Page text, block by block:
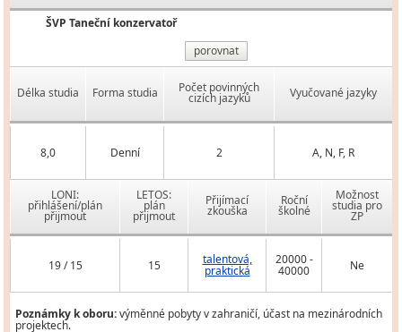
ŠVP Taneční konzervatoř
porovnat
Délka studia Forma studia Počet povinných
cizích jazyků Vyučované jazyky
8,0 Denní 2 A, N, F, R
LONI:
přihlášení/plán
přijmout
LETOS:
plán
přijmout
Přijímací
zkouška
Roční
školné
Možnost
studia pro
ZP
19 / 15 15 talentová,
praktická
20000 -
40000 Ne
Poznámky k oboru:výměnné pobyty v zahraničí, účast na mezinárodních
projektech.